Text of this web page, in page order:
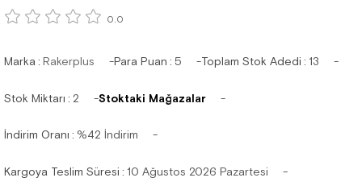
0.0
Marka: Rakerplus Para Puan : 5 Toplam Stok Adedi : 13
Stok Miktarı : 2 Stoktaki Mağazalar
İndirim Oranı : %42 İndirim
Kargoya Teslim Süresi : 10 Ağustos 2026 Pazartesi